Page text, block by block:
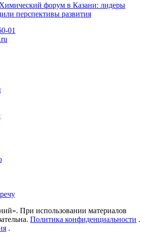
форум в Казани: лидеры
перспективы развития
01
При использовании материалов
Политика конфиденциальности .
.